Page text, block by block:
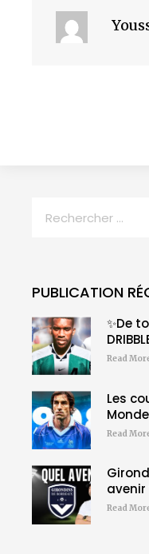
PUBLICATION
✨De
Read
Les
Read
avenir
Read